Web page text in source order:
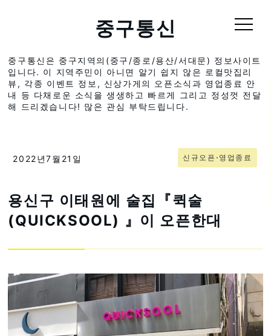
중구통신
중구통신은 중구지역의(중구/종로/용산/서대문) 정보사이트
입니다. 이 지역주민이 아니면 알기 쉽지 않은 로컬맛집리
뷰, 각종 이벤트 정보, 신상가게의 오픈소식과 영업종료 안
내 등 다채로운 소식을 생생하고 빠르게 그리고 정성껏 전달
해 드리겠습니다! 많은 관심 부탁드립니다.
2022년7월21일 신규오픈⋅영업종료
용신구 이태원에 술집『퀵술
(QUICKSOOL) 』이 오픈한대